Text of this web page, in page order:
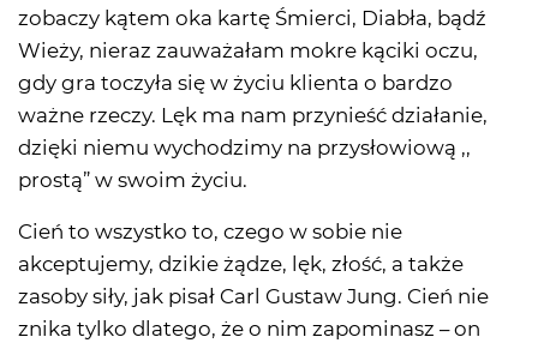
zobaczy kątem oka kartę Śmierci, Diabła, bądź
Wieży, nieraz zauważałam mokre kąciki oczu,
gdy gra toczyła się w życiu klienta o bardzo
ważne rzeczy. Lęk ma nam przynieść działanie,
dzięki niemu wychodzimy na przysłowiową ,,
prostą” w swoim życiu.
Cień to wszystko to, czego w sobie nie
akceptujemy, dzikie żądze, lęk, złość, a także
zasoby siły, jak pisał Carl Gustaw Jung. Cień nie
znika tylko dlatego, że o nim zapominasz – on